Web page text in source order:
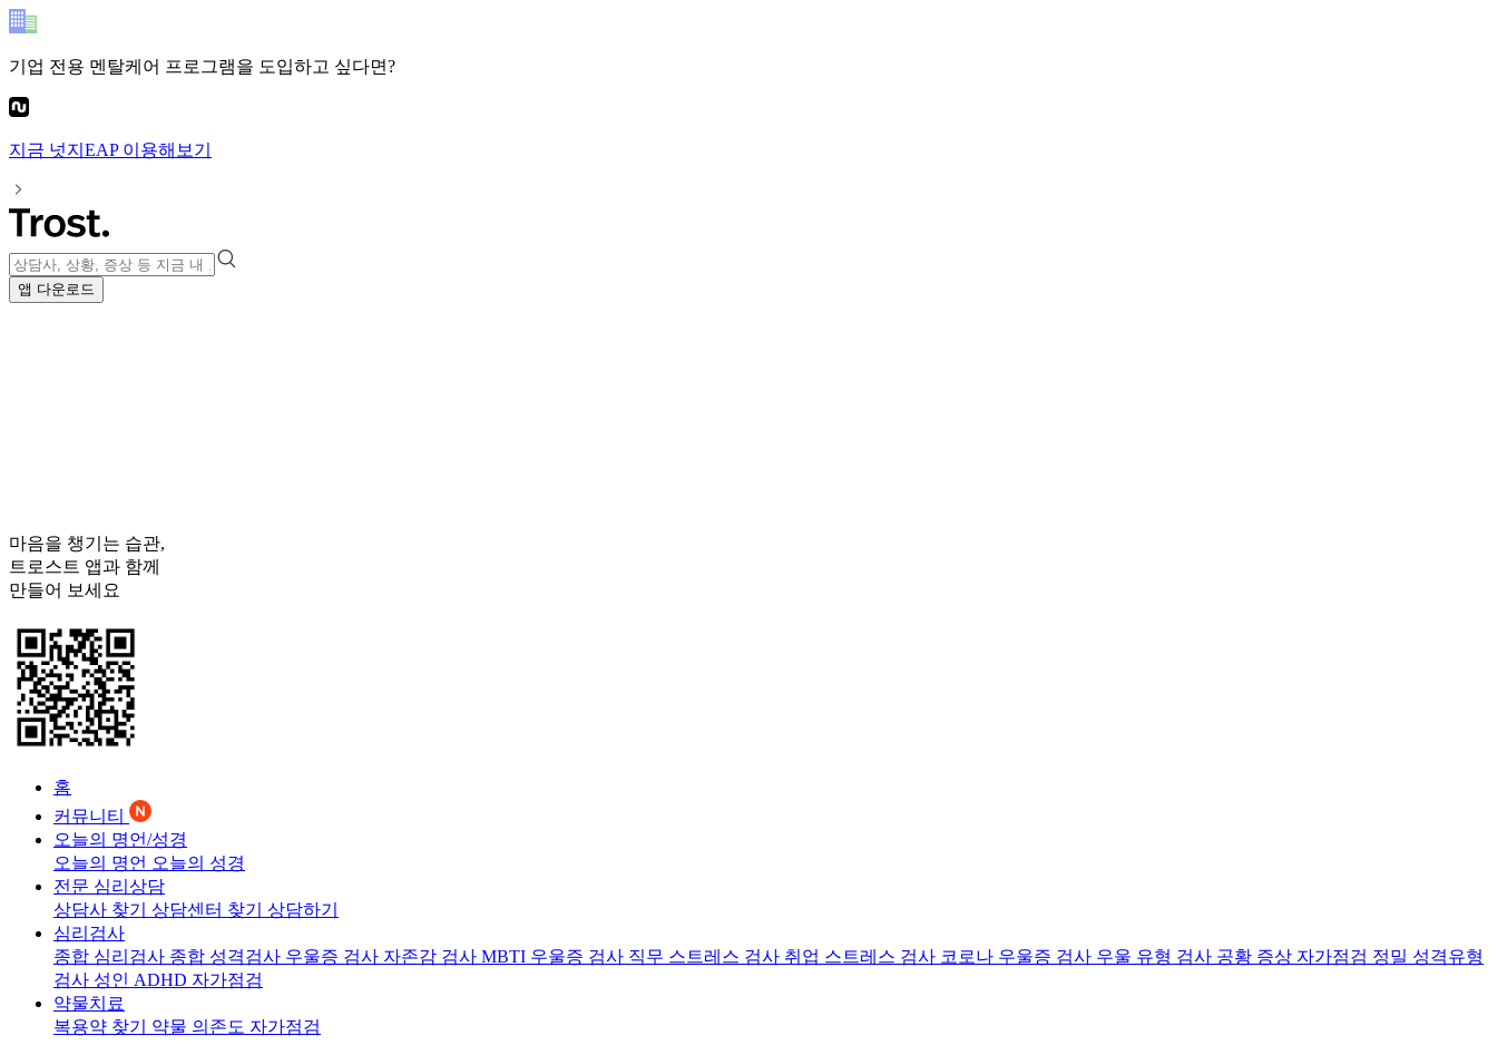
기업 전용 멘탈케어 프로그램을 도입하고 싶다면?
지금 넛지EAP이용해보기
앱 다운로드
마음을 챙기는 습관,
트로스트 앱과 함께
만들어 보세요
홈
커뮤니티
오늘의 명언/성경
오늘의 명언 오늘의 성경
전문 심리상담
상담사 찾기 상담센터 찾기 상담하기
심리검사
종합 심리검사 종합 성격검사 우울증 검사 자존감 검사 MBTI 우울증 검사 직무 스트레스 검사 취업 스트레스 검사 코로나 우울증 검사 우울 유형 검사 공황 증상 자가점검 정밀 성격유형
검사 성인 ADHD 자가점검
약물치료
복용약 찾기 약물 의존도 자가점검